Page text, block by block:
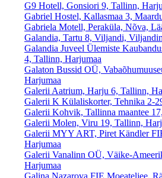
G9 Hotell, Gonsiori 9, Tallinn,
Gabriel Hostel, Kallasmaa 3,
Gabriela Motell, Peraküla, Nõva,
Galandia, Tartu 8, Viljandi,
Galandia Juveel Ülemiste
4, Tallinn, Harjumaa
Galaton Bussid OÜ,
Harjumaa
Galerii Aatrium, Harju 6, Tallinn,
Galerii K Külaliskorter, Tehnika 2-
Galerii Kohvik, Tallinna maantee
Galerii Molen, Viru 19, Tallinn,
Galerii MYY ART, Piret Kändler
Harjumaa
Galerii Vanalinn OÜ, Väike-
Harjumaa
Galina Nazarova FIE Moeateljee,